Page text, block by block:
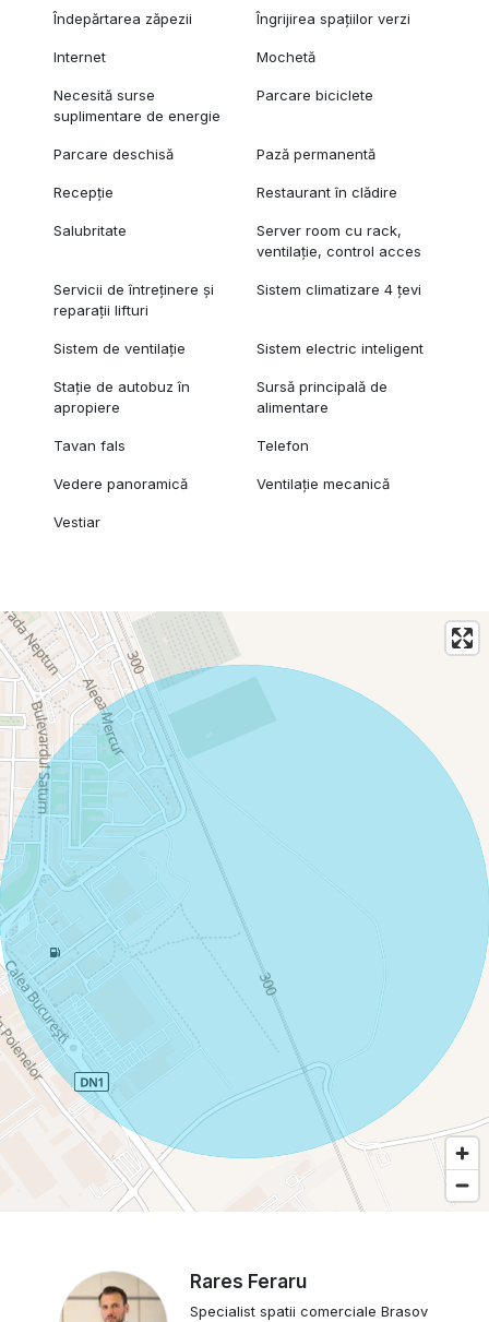
Îndepărtarea zăpezii Îngrijirea spațiilor verzi
Internet Mochetă
Necesită surse
suplimentare de energie
Parcare biciclete
Parcare deschisă Pază permanentă
Recepție Restaurant în clădire
Salubritate
Server room cu rack,
ventilație, control acces
Servicii de întreținere și
reparații lifturi
Sistem climatizare 4 țevi
Sistem de ventilație Sistem electric inteligent
Stație de autobuz în
apropiere
Sursă principală de
alimentare
Tavan fals Telefon
Vedere panoramică Ventilație mecanică
Vestiar
Rares Feraru
Specialist spatii comerciale Brasov